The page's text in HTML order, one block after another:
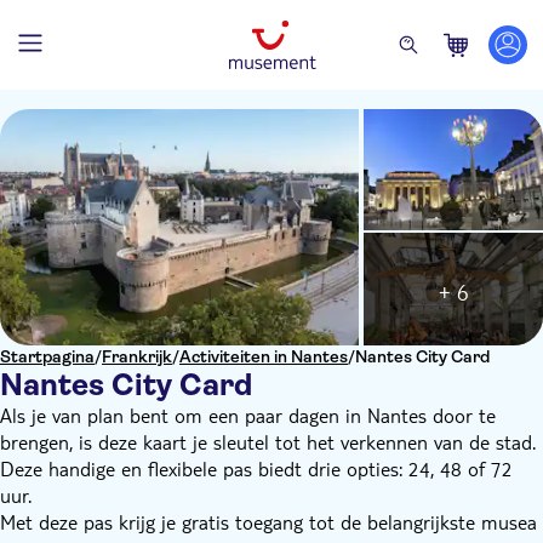
Startpagina/Frankrijk/Activiteiten in Nantes/Nantes City Card
Nantes City Card
+ 6
Als je van plan bent om een paar dagen in Nantes door te
brengen, is deze kaart je sleutel tot het verkennen van de stad.
Deze handige en flexibele pas biedt drie opties: 24, 48 of 72
uur.
Met deze pas krijg je gratis toegang tot de belangrijkste musea